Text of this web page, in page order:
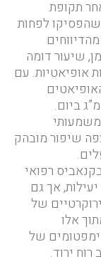
תקופת
שהפסיקו לפחות
שיעור דומה
אופיאטיות. עם
שיפור מובהק
בקנאביס רפואי
אך גם
של
אלו
דיווחו על סימפטומים של
ירוד.